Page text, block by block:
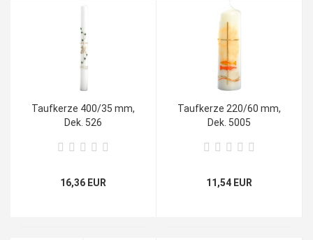
Taufkerze 400/35 mm,
Dek. 526
16,36 EUR
Taufkerze 220/60 mm,
Dek. 5005
11,54 EUR